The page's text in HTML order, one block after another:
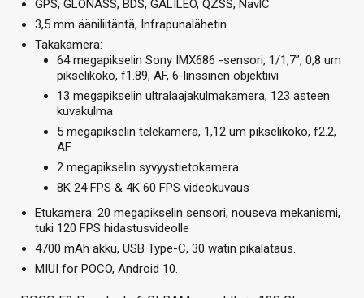
GPS, GLONASS, BDS, GALILEO, QZSS, NavlC
3,5 mm ääniliitäntä, Infrapunalähetin
Takakamera:
64 megapikselin Sony IMX686 -sensori, 1/1,7”, 0,8 um
pikselikoko, f1.89, AF, 6-linssinen objektiivi
13 megapikselin ultralaajakulmakamera, 123 asteen
kuvakulma
5 megapikselin telekamera, 1,12 um pikselikoko, f2.2,
AF
2 megapikselin syvyystietokamera
8K 24 FPS & 4K 60 FPS videokuvaus
Etukamera: 20 megapikselin sensori, nouseva mekanismi,
tuki 120 FPS hidastusvideolle
4700 mAh akku, USB Type-C, 30 watin pikalataus.
MIUI for POCO, Android 10.